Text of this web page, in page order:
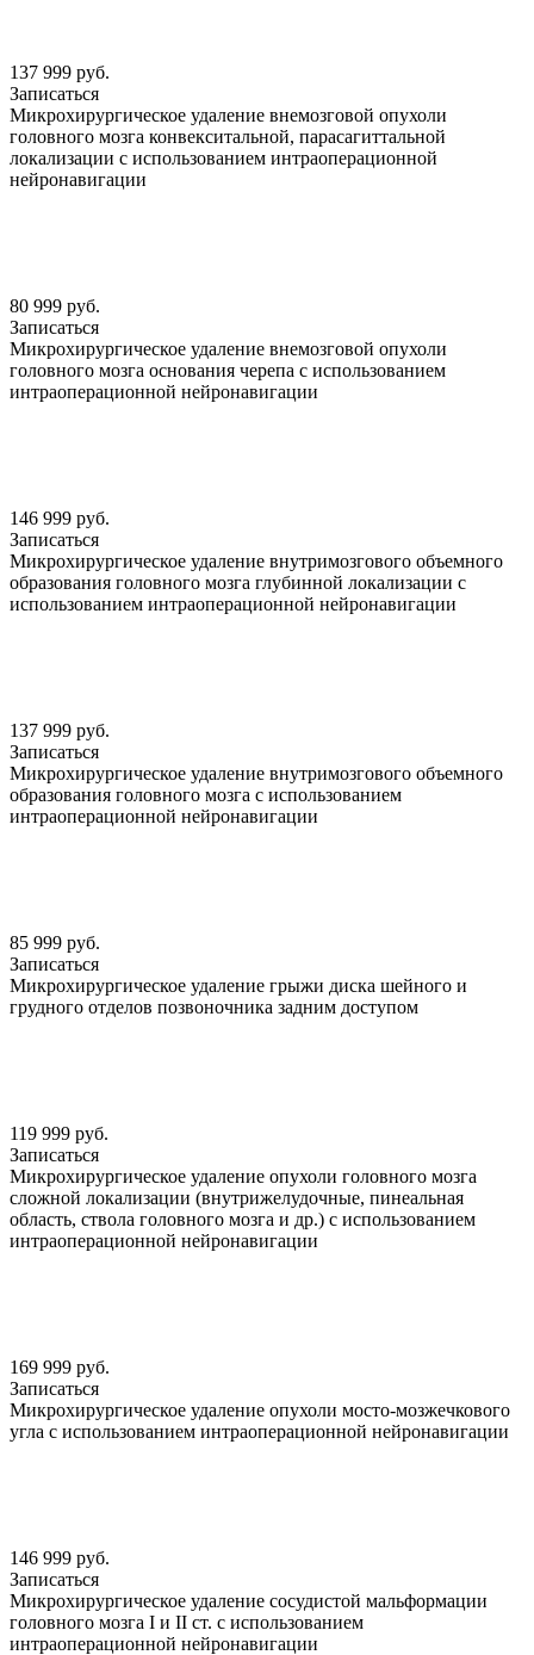
137 999 руб.
Записаться
Микрохирургическое удаление внемозговой опухоли
головного мозга конвекситальной, парасагиттальной
локализации с использованием интраоперационной
нейронавигации
80 999 руб.
Записаться
Микрохирургическое удаление внемозговой опухоли
головного мозга основания черепа с использованием
интраоперационной нейронавигации
146 999 руб.
Записаться
Микрохирургическое удаление внутримозгового объемного
образования головного мозга глубинной локализации с
использованием интраоперационной нейронавигации
137 999 руб.
Записаться
Микрохирургическое удаление внутримозгового объемного
образования головного мозга с использованием
интраоперационной нейронавигации
85 999 руб.
Записаться
Микрохирургическое удаление грыжи диска шейного и
грудного отделов позвоночника задним доступом
119 999 руб.
Записаться
Микрохирургическое удаление опухоли головного мозга
сложной локализации (внутрижелудочные, пинеальная
область, ствола головного мозга и др.) с использованием
интраоперационной нейронавигации
169 999 руб.
Записаться
Микрохирургическое удаление опухоли мосто-мозжечкового
угла с использованием интраоперационной нейронавигации
146 999 руб.
Записаться
Микрохирургическое удаление сосудистой мальформации
головного мозга I и II ст. с использованием
интраоперационной нейронавигации